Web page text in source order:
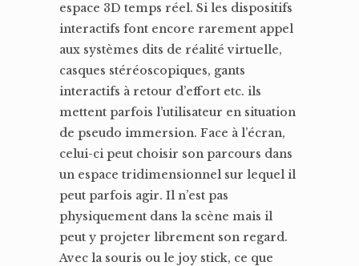
espace 3D temps réel. Si les dispositifs
interactifs font encore rarement appel
aux systèmes dits de réalité virtuelle,
casques stéréoscopiques, gants
interactifs à retour d’effort etc. ils
mettent parfois l’utilisateur en situation
de pseudo immersion. Face à l’écran,
celui-ci peut choisir son parcours dans
un espace tridimensionnel sur lequel il
peut parfois agir. Il n’est pas
physiquement dans la scène mais il
peut y projeter librement son regard.
Avec la souris ou le joy stick, ce que